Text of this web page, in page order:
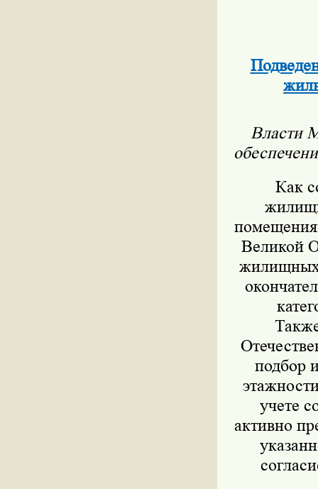
Власти
Как
Великой
жилищных
подбор
учете
активно